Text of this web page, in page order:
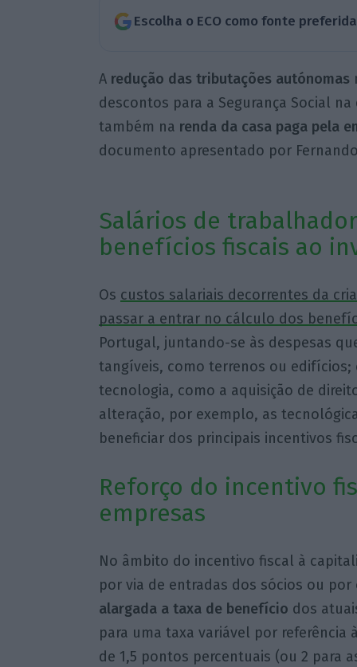
Escolha o ECO como fonte
A redução das tributações autónomas
descontos para a Segurança Social na
também na renda da casa paga pela
documento apresentado por
Salários de
benefícios fiscais ao
Os custos salariais decorrentes da
passar a entrar no cálculo dos
Portugal, juntando-se às despesas
tangíveis, como terrenos ou edifícios;
tecnologia, como a aquisição de
alteração, por exemplo, as
beneficiar dos principais incentivos
Reforço do incentivo
empresas
No âmbito do incentivo fiscal à
por via de entradas dos sócios ou
alargada a taxa de benefício dos
para uma taxa variável por referência
de 1,5 pontos percentuais (ou 2 para